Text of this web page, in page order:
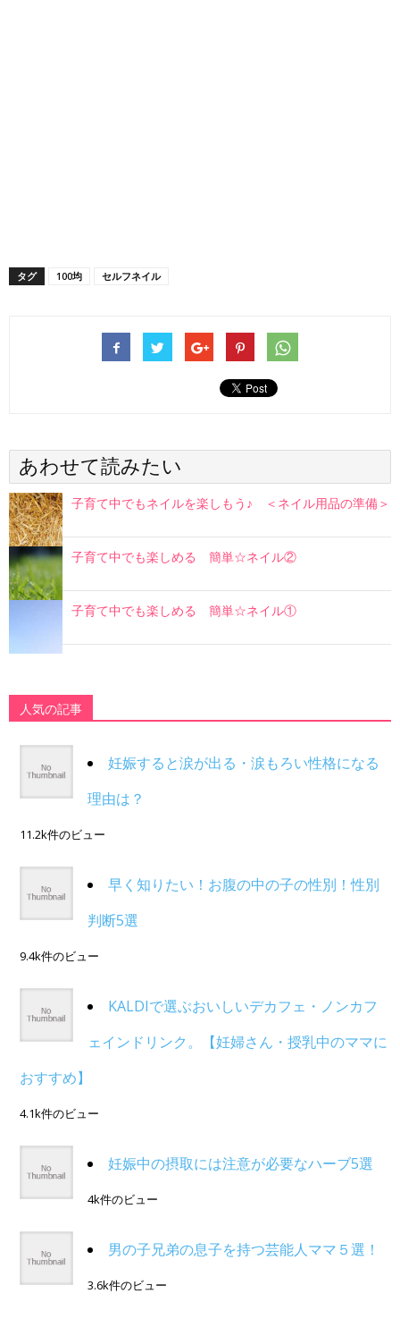
タグ 100均 セルフネイル
あわせて読みたい
子育て中でもネイルを楽しもう♪ ＜ネイル用品の準備＞
子育て中でも楽しめる 簡単☆ネイル②
子育て中でも楽しめる 簡単☆ネイル①
人気の記事
妊娠すると涙が出る・涙もろい性格になる
理由は？
11.2k件のビュー
早く知りたい！お腹の中の子の性別！性別
判断5選
9.4k件のビュー
KALDIで選ぶおいしいデカフェ・ノンカフ
ェインドリンク。【妊婦さん・授乳中のママに
おすすめ】
4.1k件のビュー
妊娠中の摂取には注意が必要なハーブ5選
4k件のビュー
男の子兄弟の息子を持つ芸能人ママ５選！
3.6k件のビュー